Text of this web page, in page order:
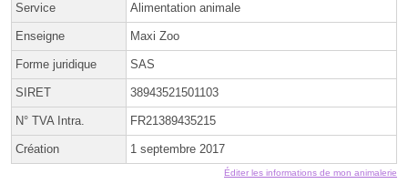
Service Alimentation animale
Enseigne Maxi Zoo
Forme juridique SAS
SIRET 38943521501103
N° TVA Intra. FR21389435215
Création 1 septembre 2017
Éditer les informations de mon animalerie